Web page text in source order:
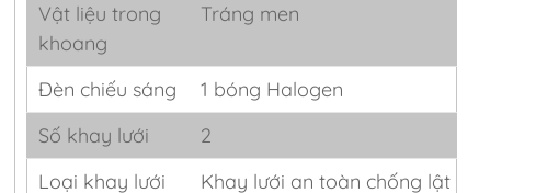
Vật liệu trong
khoang
Tráng men
Đèn chiếu sáng
1 bóng Halogen
Số khay lưới
2
Loại khay lưới
Khay lưới an toàn chống lật